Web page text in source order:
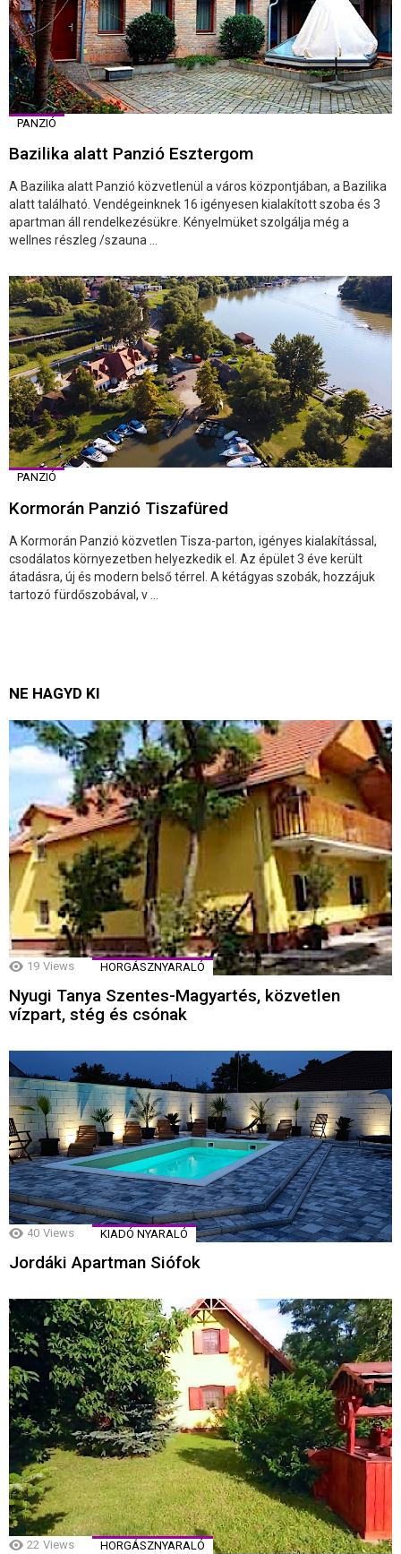
PANZIÓ
Bazilika alatt Panzió Esztergom
A Bazilika alatt Panzió közvetlenül a város központjában, a Bazilika
alatt található. Vendégeinknek 16 igényesen kialakított szoba és 3
apartman áll rendelkezésükre. Kényelmüket szolgálja még a
wellnes részleg /szauna ...
PANZIÓ
Kormorán Panzió Tiszafüred
A Kormorán Panzió közvetlen Tisza-parton, igényes kialakítással,
csodálatos környezetben helyezkedik el. Az épület 3 éve került
átadásra, új és modern belső térrel. A kétágyas szobák, hozzájuk
tartozó fürdőszobával, v ...
NE HAGYD KI
19 Views HORGÁSZNYARALÓ
Nyugi Tanya Szentes-Magyartés, közvetlen
vízpart, stég és csónak
40 Views KIADÓ NYARALÓ
Jordáki Apartman Siófok
22 Views HORGÁSZNYARALÓ